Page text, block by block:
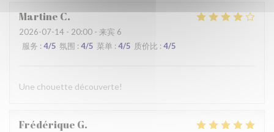
MartineC
2026-07-14 - 20:00 - 来宾 6
服务 : 4/5 氛围 : 4/5 菜单 : 4/5 质价比 : 4/5
Une chouette découverte!
Frédérique G